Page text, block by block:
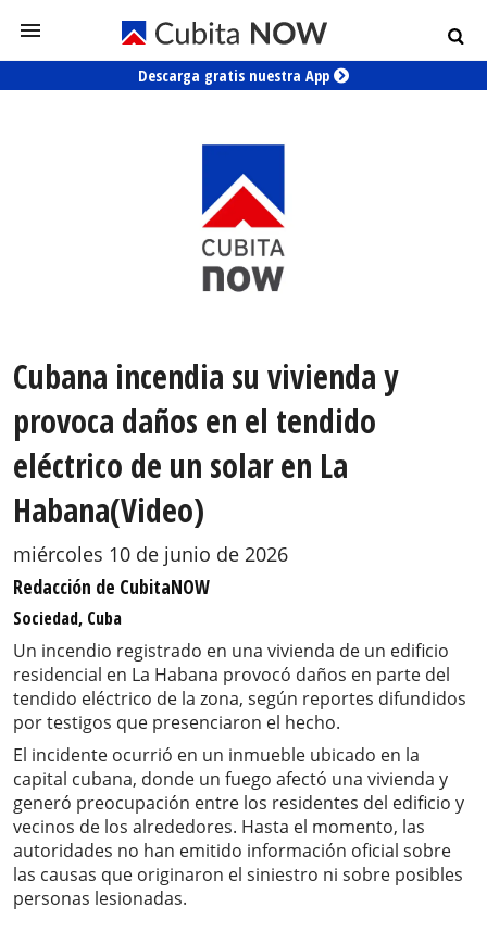
Descarga gratis nuestra App
Cubana incendia su vivienda y
provoca daños en el tendido
eléctrico de un solar en La
Habana(Video)
miércoles 10 de junio de 2026
Redacción de CubitaNOW
Sociedad, Cuba
Un incendio registrado en una vivienda de un edificio
residencial en La Habana provocó daños en parte del
tendido eléctrico de la zona, según reportes difundidos
por testigos que presenciaron el hecho.
El incidente ocurrió en un inmueble ubicado en la
capital cubana, donde un fuego afectó una vivienda y
generó preocupación entre los residentes del edificio y
vecinos de los alrededores. Hasta el momento, las
autoridades no han emitido información oficial sobre
las causas que originaron el siniestro ni sobre posibles
personas lesionadas.